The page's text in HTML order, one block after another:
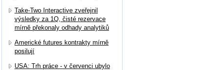
Take-Two Interactive zveřejnil
výsledky za 1Q, čisté rezervace
mírně překonaly odhady analytiků
Americké futures kontrakty mírně
posilují
USA: Trh práce - v červenci ubylo